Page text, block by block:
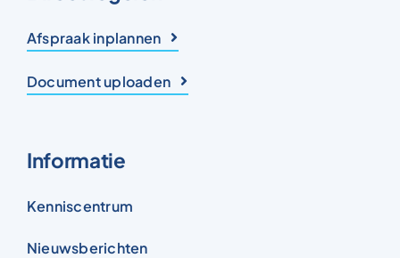
Afspraak inplannen
Document uploaden
Informatie
Kenniscentrum
Nieuwsberichten